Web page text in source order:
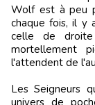
Wolf est à peu
chaque fois, il y
celle de
mortellement
l'attendent de
Les Seigneurs
univers de